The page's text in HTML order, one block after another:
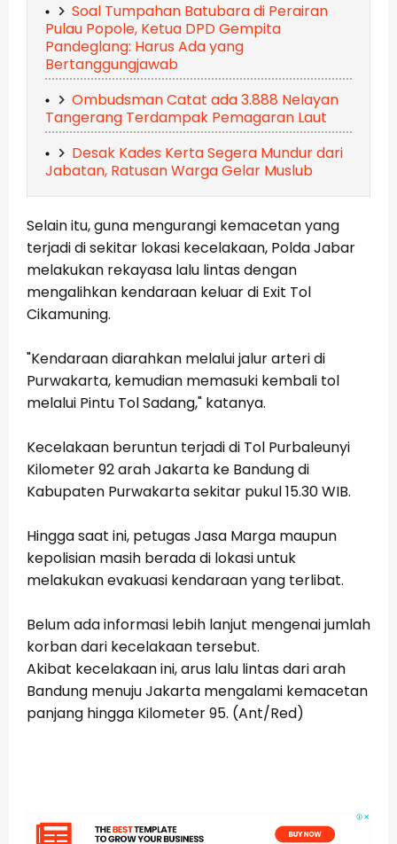
Soal Tumpahan Batubara di Perairan
Pulau Popole, Ketua DPD Gempita
Pandeglang: Harus Ada yang
Bertanggungjawab
Ombudsman Catat ada 3.888 Nelayan
Tangerang Terdampak Pemagaran Laut
Desak Kades Kerta Segera Mundur dari
Jabatan, Ratusan Warga Gelar Muslub
Selain itu, guna mengurangi kemacetan yang
terjadi di sekitar lokasi kecelakaan, Polda Jabar
melakukan rekayasa lalu lintas dengan
mengalihkan kendaraan keluar di Exit Tol
Cikamuning.
"Kendaraan diarahkan melalui jalur arteri di
Purwakarta, kemudian memasuki kembali tol
melalui Pintu Tol Sadang," katanya.
Kecelakaan beruntun terjadi di Tol Purbaleunyi
Kilometer 92 arah Jakarta ke Bandung di
Kabupaten Purwakarta sekitar pukul 15.30 WIB.
Hingga saat ini, petugas Jasa Marga maupun
kepolisian masih berada di lokasi untuk
melakukan evakuasi kendaraan yang terlibat.
Belum ada informasi lebih lanjut mengenai jumlah
korban dari kecelakaan tersebut.
Akibat kecelakaan ini, arus lalu lintas dari arah
Bandung menuju Jakarta mengalami kemacetan
panjang hingga Kilometer 95. (Ant/Red)